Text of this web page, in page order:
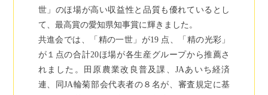
世」のほ場が高い収益性と品質も優れているとし
て、最高賞の愛知県知事賞に輝きました。
共進会では、「精の一世」が19 点、「精の光彩」
が１点の合計20ほ場が各生産グループから推薦さ
れました。田原農業改良普及課、JAあいち経済
連、同JA輪菊部会代表者の８名が、審査規定に基